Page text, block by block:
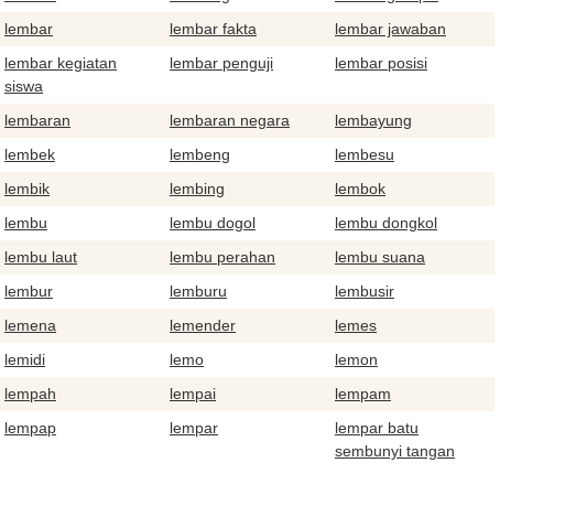
lembar lembar fakta
lembar jawaban
lembar kegiatan
siswa
lembar penguji lembar posisi
lembaran lembaran negara
lembayung
lembek lembeng
lembesu
lembik lembing
lembok
lembu lembu dogol
lembu dongkol
lembu laut lembu perahan
lembu suana
lembur lemburu
lembusir
lemena lemender
lemes
lemidi lemo
lemon
lempah lempai
lempam
lempap lempar
lempar batu
sembunyi tangan